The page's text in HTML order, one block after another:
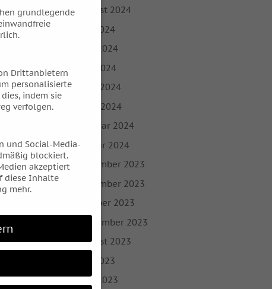
August 2024
Juli 2024
Juni 2024
Mai 2024
April 2024
März 2024
Februar 2024
Januar 2024
Dezember 2023
November 2023
Oktober 2023
September 2023
August 2023
Juli 2023
Juni 2023
grundlegende
Drittanbietern
personalisierte
indem sie
verfolgen.
und Social-Media-
blockiert.
akzeptiert
diese Inhalte
mehr.